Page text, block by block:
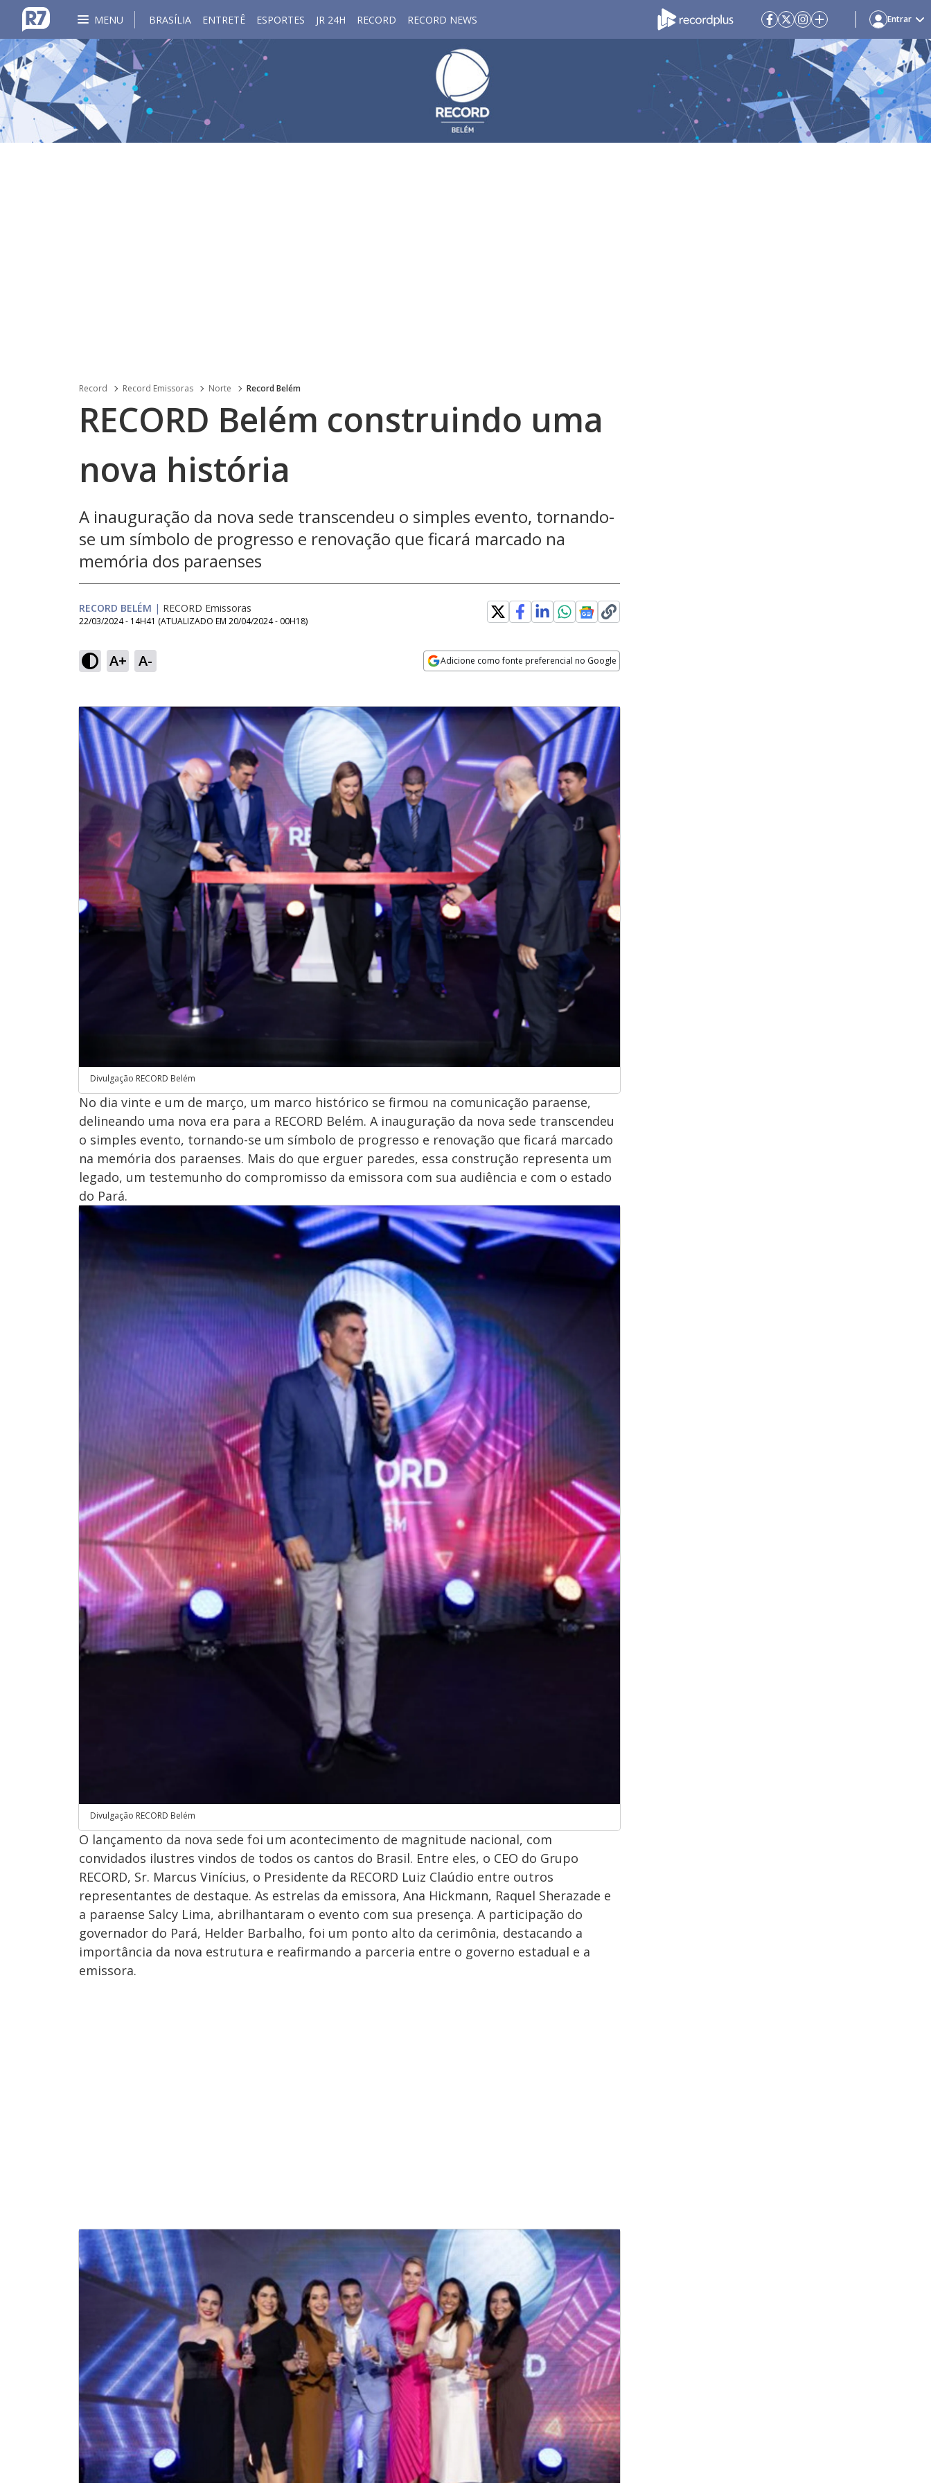
MENU BRASÍLIA ENTRETÊ ESPORTES JR 24H RECORD RECORD NEWS Entrar
Record Record Emissoras Norte Record Belém
RECORD Belém construindo uma
nova história
A inauguração da nova sede transcendeu o simples evento, tornando-
se um símbolo de progresso e renovação que ficará marcado na
memória dos paraenses
RECORD BELÉM | RECORD Emissoras
22/03/2024 - 14H41 (ATUALIZADO EM 20/04/2024 - 00H18)
A+ A- Adicione como fonte preferencial no Google
Divulgação RECORD Belém
No dia vinte e um de março, um marco histórico se firmou na comunicação paraense,
delineando uma nova era para a RECORD Belém. A inauguração da nova sede transcendeu
o simples evento, tornando-se um símbolo de progresso e renovação que ficará marcado
na memória dos paraenses. Mais do que erguer paredes, essa construção representa um
legado, um testemunho do compromisso da emissora com sua audiência e com o estado
do Pará.
Divulgação RECORD Belém
O lançamento da nova sede foi um acontecimento de magnitude nacional, com
convidados ilustres vindos de todos os cantos do Brasil. Entre eles, o CEO do Grupo
RECORD, Sr. Marcus Vinícius, o Presidente da RECORD Luiz Claúdio entre outros
representantes de destaque. As estrelas da emissora, Ana Hickmann, Raquel Sherazade e
a paraense Salcy Lima, abrilhantaram o evento com sua presença. A participação do
governador do Pará, Helder Barbalho, foi um ponto alto da cerimônia, destacando a
importância da nova estrutura e reafirmando a parceria entre o governo estadual e a
emissora.